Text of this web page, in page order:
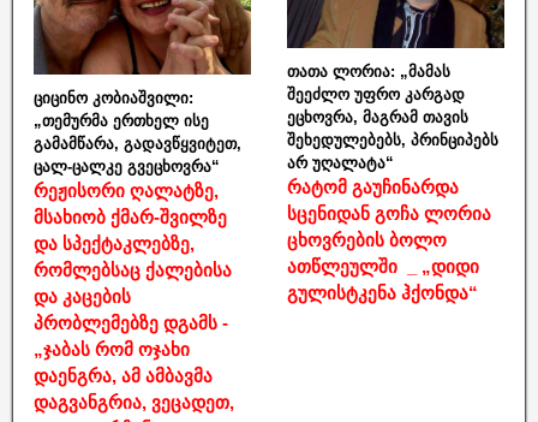
ციცინო კობიაშვილი:
„თემურმა ერთხელ ისე
გამამწარა, გადავწყვიტეთ,
ცალ-ცალკე გვეცხოვრა“
რეჟისორი ღალატზე,
მსახიობ ქმარ-შვილზე
და სპექტაკლებზე,
რომლებსაც ქალებისა
და კაცების
პრობლემებზე დგამს -
„ჯაბას რომ ოჯახი
დაენგრა, ამ ამბავმა
დაგვანგრია, ვეცადეთ,
თათა ლორია: „მამას
შეეძლო უფრო კარგად
ეცხოვრა, მაგრამ თავის
შეხედულებებს, პრინციპებს
არ უღალატა“
რატომ გაუჩინარდა
სცენიდან გოჩა ლორია
ცხოვრების ბოლო
ათწლეულში _ „დიდი
გულისტკენა ჰქონდა“